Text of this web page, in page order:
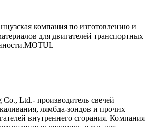
компания по изготовлению и
для двигателей транспортных
Ltd.- производитель свечей
лямбда-зондов и прочих
внутреннего сгорания. Компания